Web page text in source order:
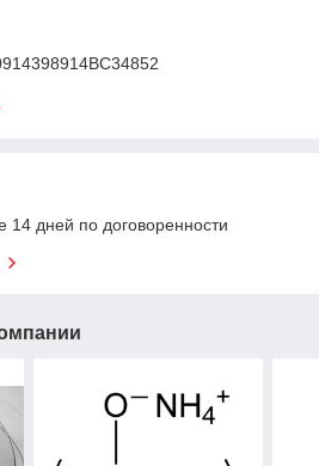
14 дней по договоренности